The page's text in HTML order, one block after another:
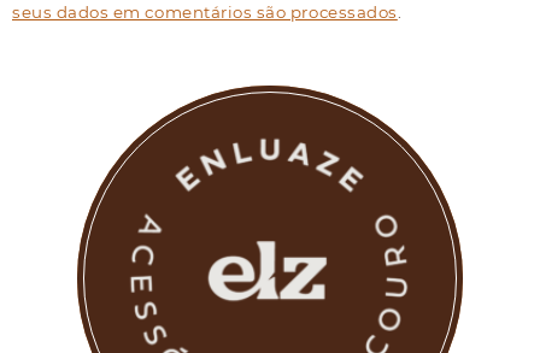
seus dados em comentários são processados